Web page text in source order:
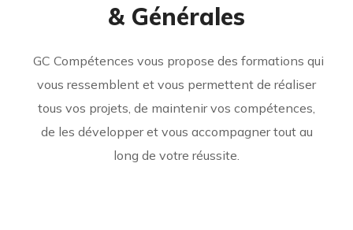
& Générales
GC Compétences vous propose des formations qui
vous ressemblent et vous permettent de réaliser
tous vos projets, de maintenir vos compétences,
de les développer et vous accompagner tout au
long de votre réussite.